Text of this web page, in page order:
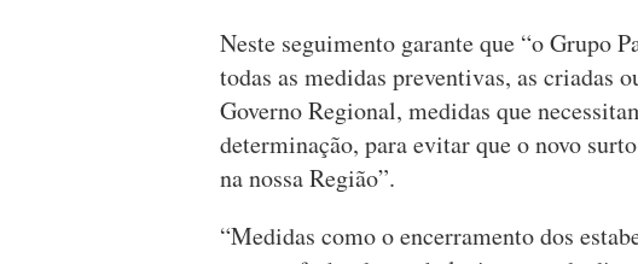
Neste seguimento garante que “o Grupo
todas as medidas preventivas, as criadas
Governo Regional, medidas que
determinação, para evitar que o novo
na nossa Região”.
“Medidas como o encerramento dos